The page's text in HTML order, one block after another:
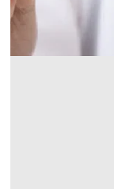
Portugal